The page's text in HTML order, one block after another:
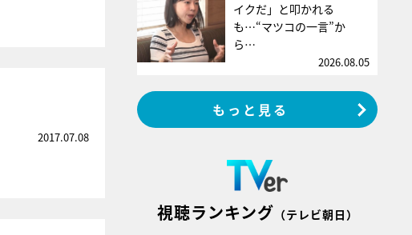
2017.07.08
イクだ」と叩かれる
も…“マツコの一言”か
ら…
2026.08.05
もっと見る
視聴ランキング （テレビ朝日）